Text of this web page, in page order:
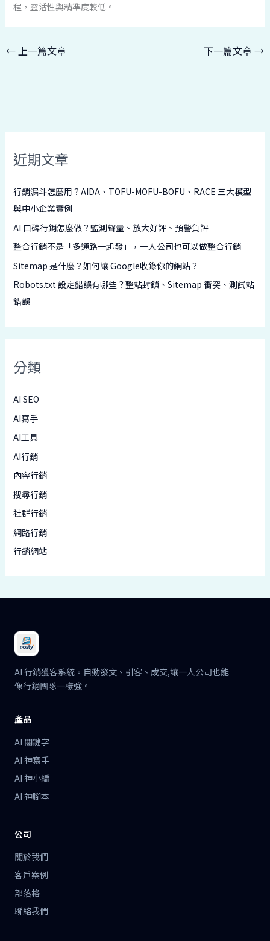
程，靈活性與精準度較低。
←上一篇文章 下一篇文章→
近期文章
行銷漏斗怎麼用？AIDA、TOFU-MOFU-BOFU、RACE 三大模型
與中小企業實例
AI 口碑行銷怎麼做？監測聲量、放大好評、預警負評
整合行銷不是「多通路一起發」，一人公司也可以做整合行銷
Sitemap 是什麼？如何讓 Google收錄你的網站？
Robots.txt 設定錯誤有哪些？整站封鎖、Sitemap 衝突、測試站
錯誤
分類
AI SEO
AI寫手
AI工具
AI行銷
內容行銷
搜尋行銷
社群行銷
網路行銷
行銷網站
AI 行銷獲客系統。自動發文、引客、成交,讓一人公司也能
像行銷團隊一樣強。
產品
AI 關鍵字
AI 神寫手
AI 神小編
AI 神腳本
公司
關於我們
客戶案例
部落格
聯絡我們